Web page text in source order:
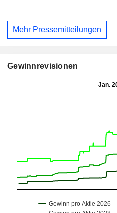
Mehr Pressemitteilungen
Gewinnrevisionen